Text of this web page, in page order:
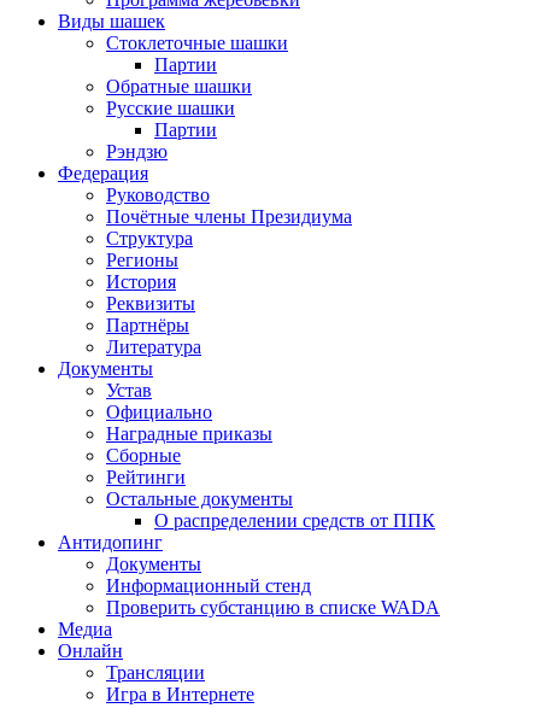
Виды шашек
Стоклеточные шашки
Партии
Обратные шашки
Русские шашки
Партии
Рэндзю
Федерация
Руководство
Почётные члены Президиума
Структура
Регионы
История
Реквизиты
Партнёры
Литература
Документы
Устав
Официально
Наградные приказы
Сборные
Рейтинги
Остальные документы
О распределении средств от ППК
Антидопинг
Документы
Информационный стенд
Проверить субстанцию в списке WADA
Медиа
Онлайн
Трансляции
Игра в Интернете